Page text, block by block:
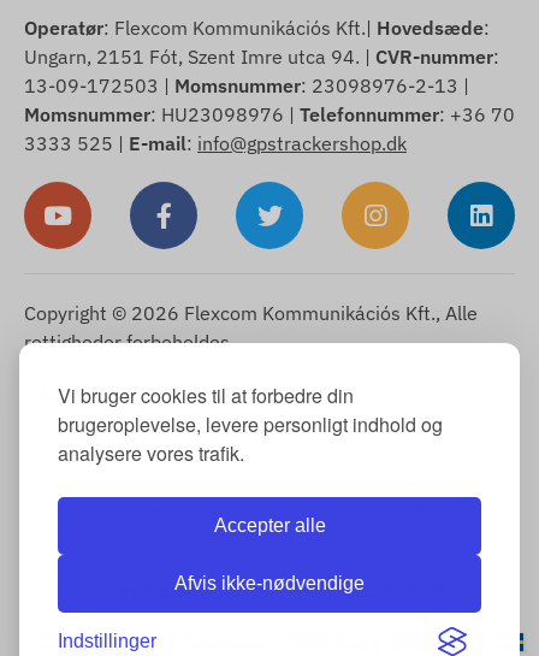
Vi bruger cookies til at forbedre din
brugeroplevelse, levere personligt indhold og
analysere vores trafik.
Accepter alle
Afvis ikke-nødvendige
Indstillinger
Operatør: Flexcom Kommunikációs Kft.| Hovedsæde:
Ungarn, 2151 Fót, Szent Imre utca 94. | CVR-nummer:
13-09-172503 | Momsnummer: 23098976-2-13 |
Momsnummer: HU23098976 | Telefonnummer: +36 70
3333 525 | E-mail: info@gpstrackershop.dk
Copyright © 2026 Flexcom Kommunikációs Kft., Alle
rettigheder forbeholdes.
Dansk ▼
Cookie-meddelelse-Returpolitik-Impressum-Garanti og
reklamationsret -Fortrydelsesret
VORES INTERNATIONALE SIDER